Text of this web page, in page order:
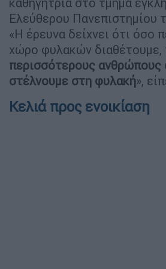
Ελεύθερου Πανεπιστημίου
«Η έρευνα δείχνει ότι όσο
χώρο φυλακών διαθέτουμε,
περισσότερους
στέλνουμε στη φυλακή»,
Κελιά προς ενοικίαση